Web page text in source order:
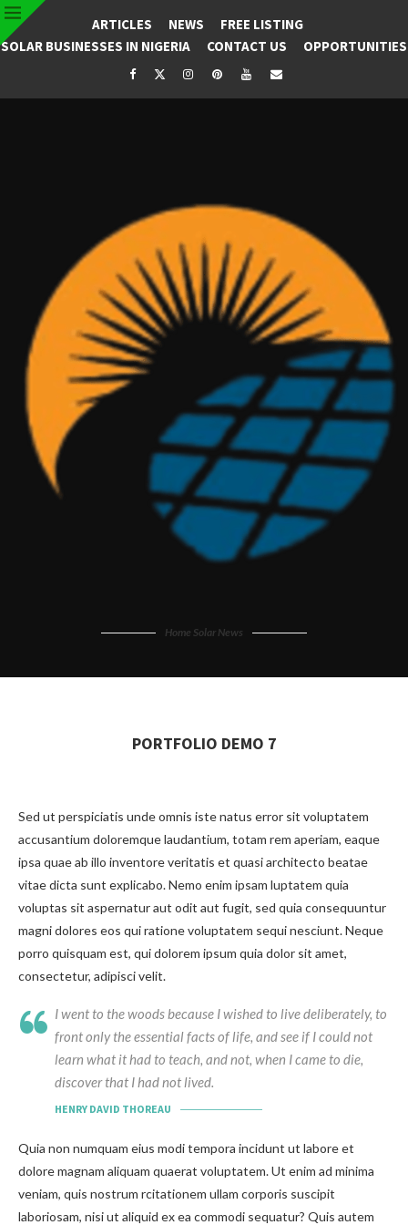
ARTICLES NEWS
FREE LISTING
SOLAR BUSINESSES IN NIGERIA
CONTACT US OPPORTUNITIES
Home Solar News
PORTFOLIO DEMO 7
Sed ut perspiciatis unde omnis iste natus error sit voluptatem
accusantium doloremque laudantium, totam rem aperiam, eaque
ipsa quae ab illo inventore veritatis et quasi architecto beatae
vitae dicta sunt explicabo. Nemo enim ipsam luptatem quia
voluptas sit aspernatur aut odit aut fugit, sed quia consequuntur
magni dolores eos qui ratione voluptatem sequi nesciunt. Neque
porro quisquam est, qui dolorem ipsum quia dolor sit amet,
consectetur, adipisci velit.
I went to the woods because I wished to live deliberately, to
front only the essential facts of life, and see if I could not
learn what it had to teach, and not, when I came to die,
discover that I had not lived.
HENRY DAVID THOREAU
Quia non numquam eius modi tempora incidunt ut labore et
dolore magnam aliquam quaerat voluptatem. Ut enim ad minima
veniam, quis nostrum rcitationem ullam corporis suscipit
laboriosam, nisi ut aliquid ex ea commodi sequatur? Quis autem